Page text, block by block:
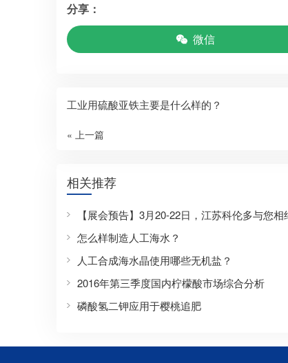
分享：
微信
工业用硫酸亚铁主要是什么样的？
« 上一篇
相关推荐
【展会预告】3月20-22日，江苏科伦多与您相
怎么样制造人工海水？
人工合成海水晶使用哪些无机盐？
2016年第三季度国内柠檬酸市场综合分析
磷酸氢二钾应用于樱桃追肥